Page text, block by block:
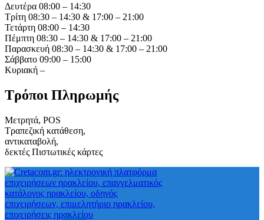
Δευτέρα 08:00 – 14:30
Τρίτη 08:30 – 14:30 & 17:00 – 21:00
Τετάρτη 08:00 – 14:30
Πέμπτη 08:30 – 14:30 & 17:00 – 21:00
Παρασκευή 08:30 – 14:30 & 17:00 – 21:00
Σάββατο 09:00 – 15:00
Κυριακή –
Τρόποι Πληρωμής
Μετρητά, POS
Τραπεζική κατάθεση,
αντικαταβολή,
δεκτές Πιστωτικές κάρτες